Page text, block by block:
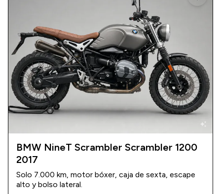
auto_awesome
2017|
USD 20.000
BMW NineT Scrambler Scrambler 1200
2017
Solo 7.000 km, motor bóxer, caja de sexta, escape
alto y bolso lateral.